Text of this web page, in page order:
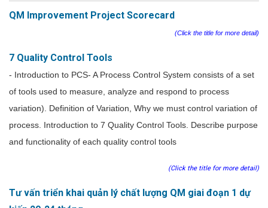
QM Improvement Project Scorecard
(Click the title for more detail)
7 Quality Control Tools
- Introduction to PCS- A Process Control System consists of a set
of tools used to measure, analyze and respond to process
variation). Definition of Variation, Why we must control variation of
process. Introduction to 7 Quality Control Tools. Describe purpose
and functionality of each quality control tools
(Click the title for more detail)
Tư vấn triển khai quản lý chất lượng QM giai đoạn 1 dự